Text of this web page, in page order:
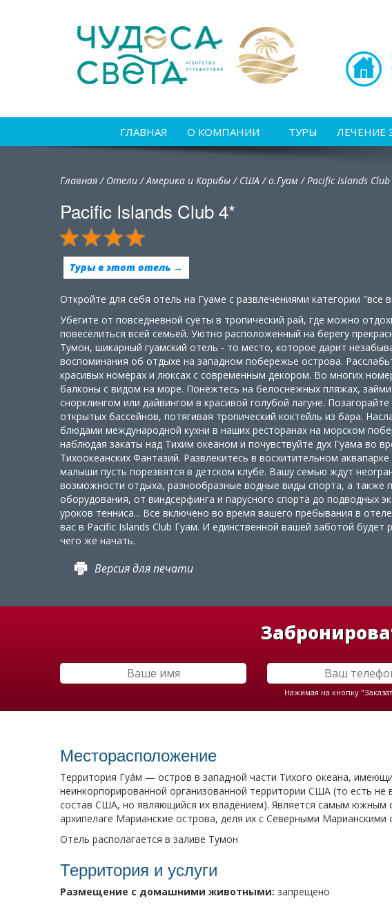
ГЛАВНАЯ О КОМПАНИИ ТУРЫ ЛЕЧЕНИЕ
Главная/ Отели/Америка и Карибы/ США /о.Гуам /Pacific Islands
Pacific Islands Club 4*
Туры в этот отель →
Откройте для себя отель на Гуаме с развлечениями категории "все
Убегите от повседневной суеты в тропический рай, где можно
повеселиться всей семьей. Уютно расположенный на берегу
Тумон, шикарный гуамский отель - то место, которое дарит
воспоминания об отдыхе на западном побережье острова.
красивых номерах и люксах с современным декором. Во многих
балконы с видом на море. Понежтесь на белоснежных пляжах,
снорклингом или дайвингом в красивой голубой лагуне.
открытых бассейнов, потягивая тропический коктейль из бара.
блюдами международной кухни в наших ресторанах на морском
наблюдая закаты над Тихим океаном и почувствуйте дух Гуама во
Тихоокеанских Фантазий. Развлекитесь в восхитительном
малыши пусть порезвятся в детском клубе. Вашу семью ждут
возможности отдыха, разнообразные водные виды спорта, а также
оборудования, от виндсерфинга и парусного спорта до подводных
уроков тенниса... Все включено во время вашего пребывания в
вас в Pacific Islands Club Гуам. И единственной вашей заботой будет
чего же начать.
Версия для печати
Нажимая на кнопку
Месторасположение
Территория Гуа́м — остров в западной части Тихого океана,
неинкорпорированной организованной территории США (то есть не
состав США, но являющийся их владением). Является самым южным
архипелаге Марианские острова, деля их с Северными Марианскими
Отель располагается в заливе Тумон
Территория и услуги
Размещение с домашними животными: запрещено